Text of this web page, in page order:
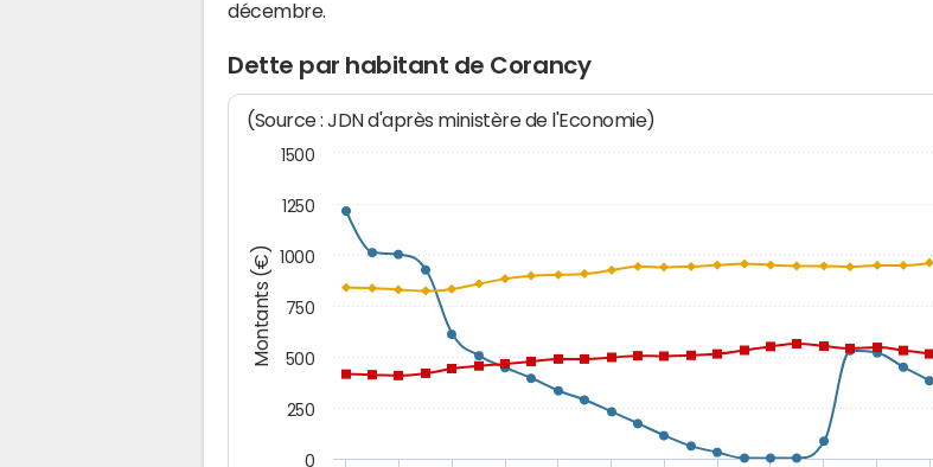
décembre.
Dette par habitant de Corancy
Montants (€)
(Source : JDN d'après ministère de l'Economie)
0
250
500
750
1000
1250
1500